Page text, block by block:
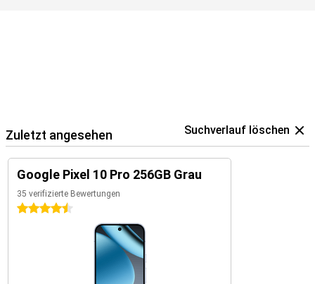
Zuletzt angesehen Suchverlauf löschen
Google Pixel 10 Pro 256GB Grau
35 verifizierte Bewertungen
4.5 Sterne